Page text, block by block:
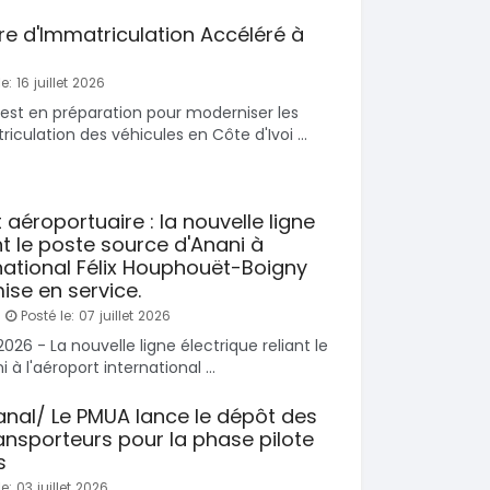
Mitsubishi Pajero
FCFA
SPÉCIAL
Km
FCFA
V
FCFA
SPÉCIAL
Bestune T77
T77 2.0 7
9 500 000
En vente
Rely R8
2026
21 500 000
Ford Ranger
130000 Km
15 500 000
d'Immatriculation Accéléré à
16 juillet 2026
en préparation pour moderniser les
des véhicules en Côte d'Ivoi ...
: la nouvelle ligne
le poste source d'Anani à
Félix Houphouët-Boigny
en service.
Posté le: 07 juillet 2026
- La nouvelle ligne électrique reliant le
à l'aéroport international ...
Le PMUA lance le dépôt des
pour la phase pilote